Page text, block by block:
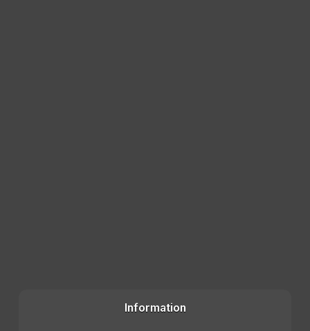
Information